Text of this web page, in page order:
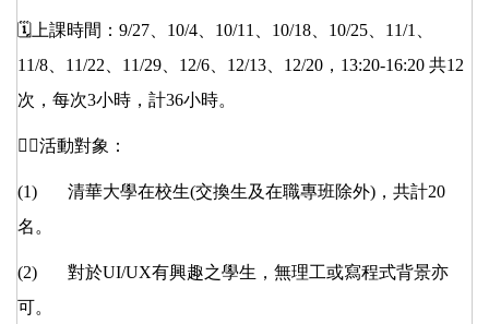
🗓上課時間：9/27、10/4、10/11、10/18、10/25、11/1、
11/8、11/22、11/29、12/6、12/13、12/20，13:20-16:20 共12
次，每次3小時，計36小時。
🙋‍♀️活動對象：
(1) 清華大學在校生(交換生及在職專班除外)，共計20
名。
(2) 對於UI/UX有興趣之學生，無理工或寫程式背景亦
可。